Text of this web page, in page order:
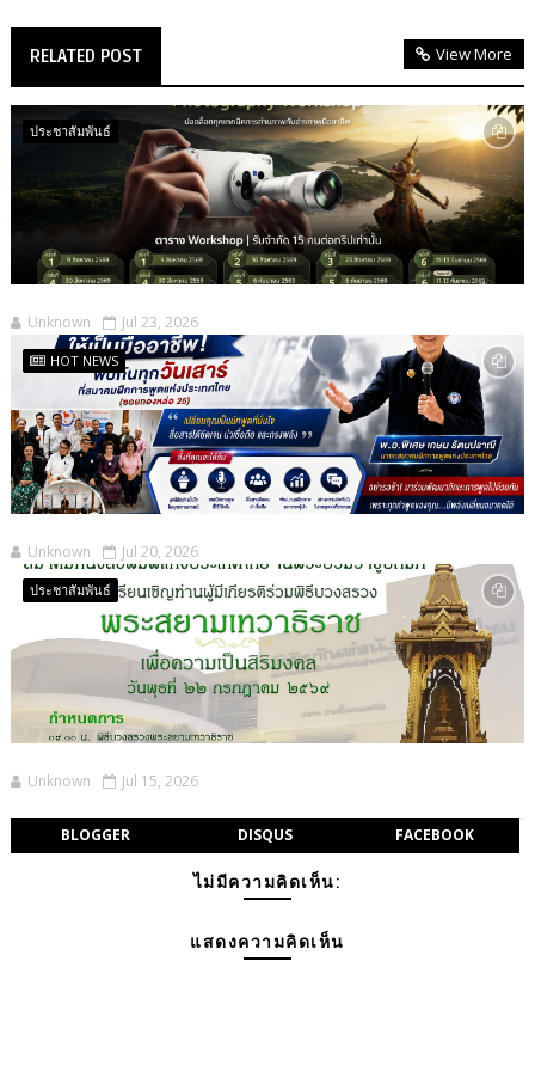
RELATED POST View More
ประชาสัมพันธ์
Unknown Jul 23, 2026
HOT NEWS
Unknown Jul 20, 2026
ประชาสัมพันธ์
Unknown Jul 15, 2026
BLOGGER DISQUS FACEBOOK
ไม่มีความคิดเห็น:
แสดงความคิดเห็น